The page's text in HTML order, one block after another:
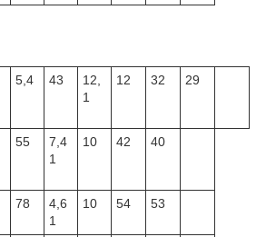
5,4 43
12,
1
12 32 29
55
7,4
1
10 42 40
78
4,6
1
10 54 53